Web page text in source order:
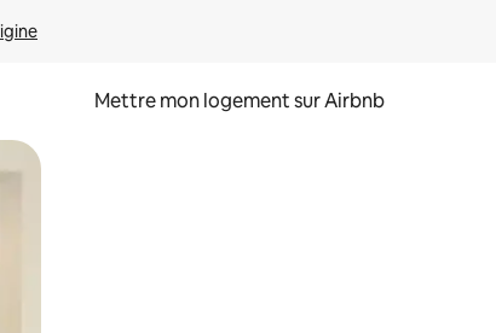
Mettre mon logement sur Airbnb